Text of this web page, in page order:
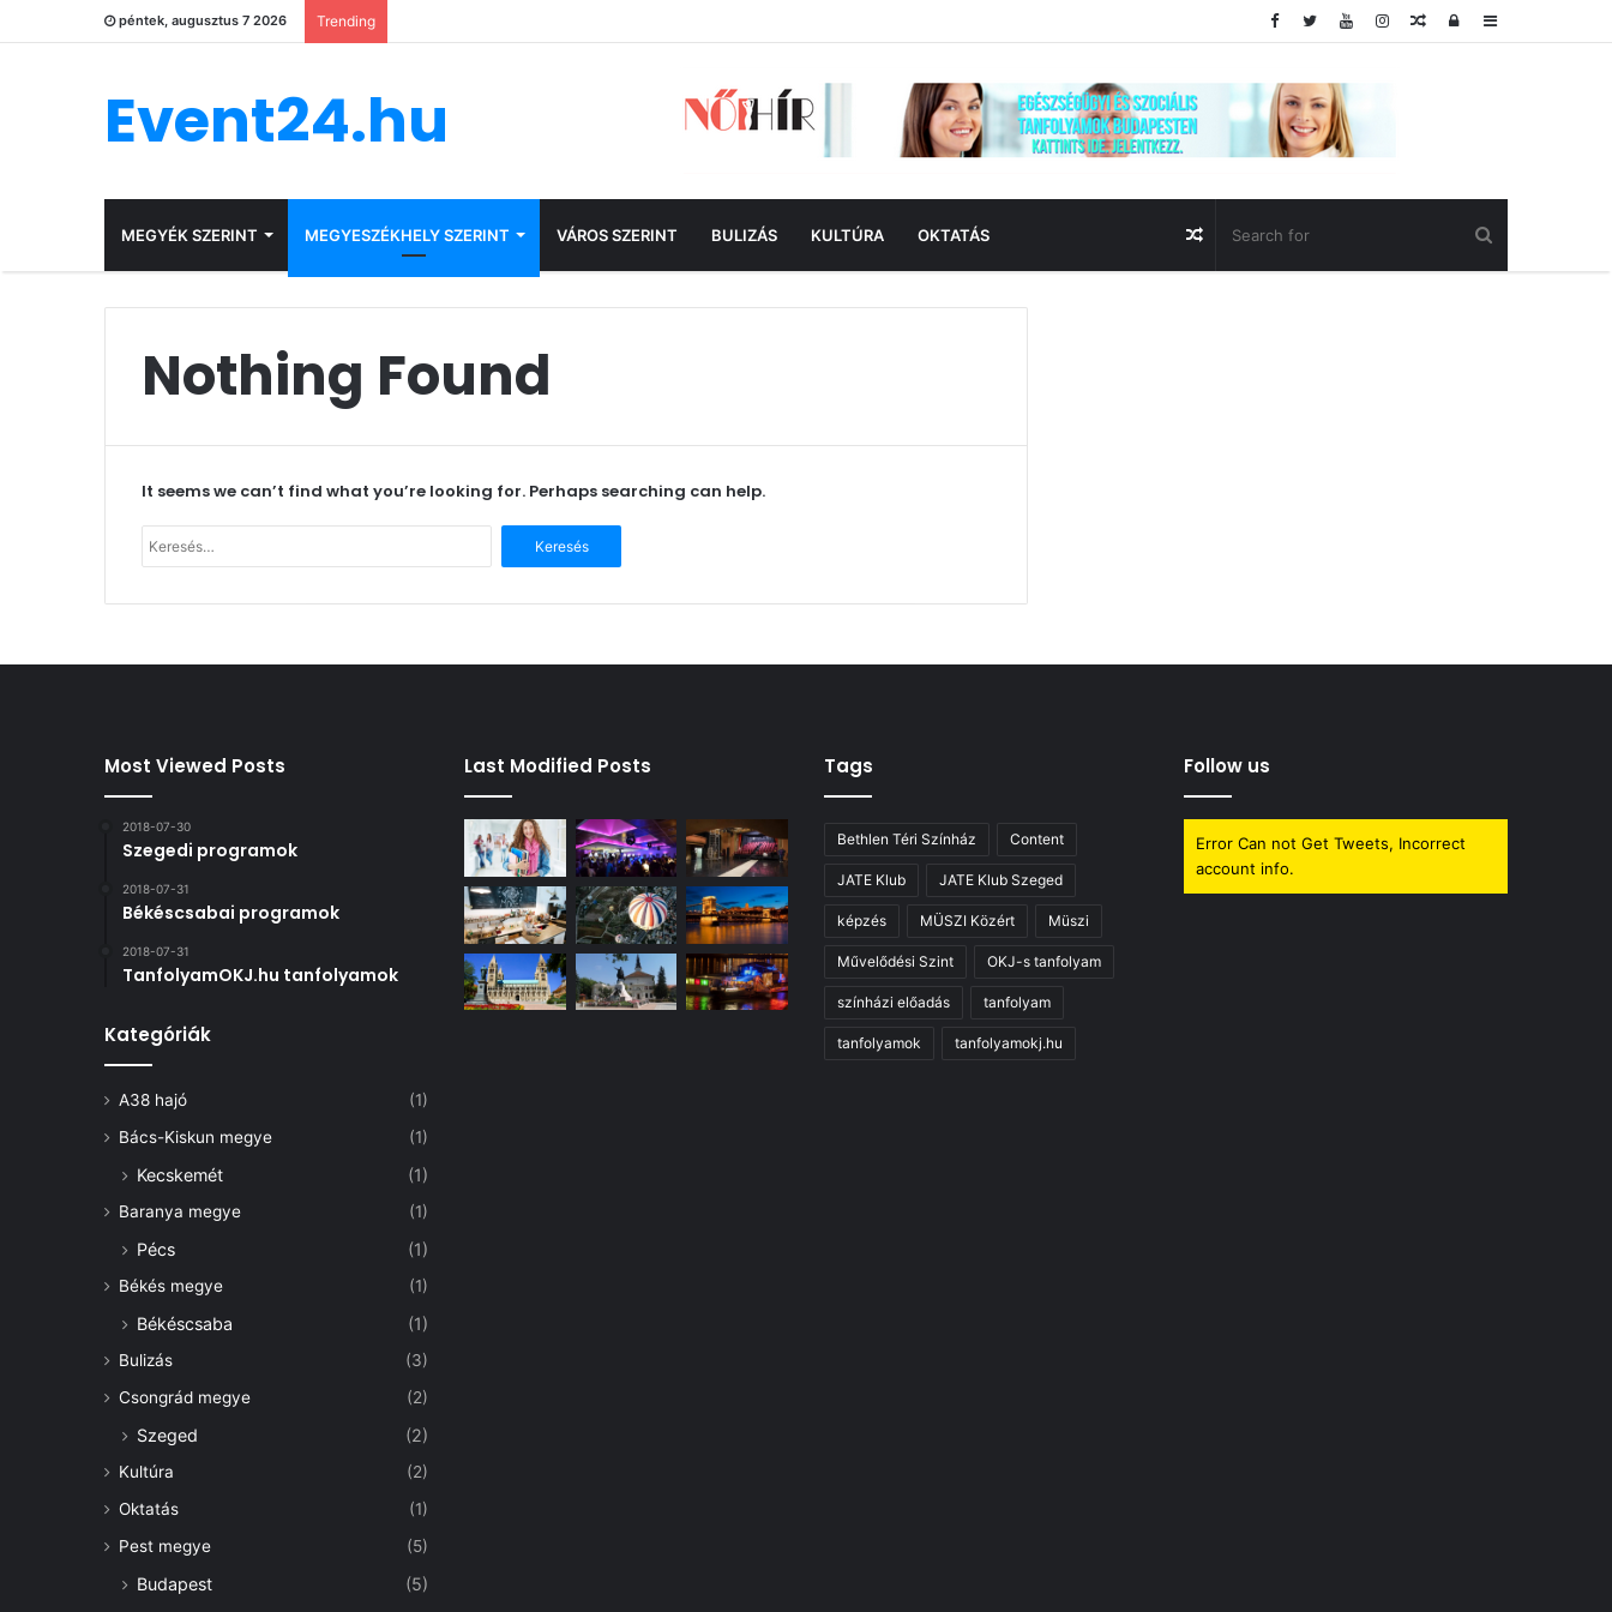
péntek, augusztus 7 2026 Trending Sidebar
Log
Random
Event24.hu
MEGYÉK SZERINT MEGYESZÉKHELY SZERINT VÁROS SZERINT BULIZÁS KULTÚRA OKTATÁS Random
Nothing Found
It seems we can’t find what you’re looking for. Perhaps searching can help.
Most Viewed Posts
2018-07-30
Szegedi programok
2018-07-31
Békéscsabai programok
2018-07-31
TanfolyamOKJ.hu tanfolyamok
Kategóriák
A38 hajó
(1)
Bács-Kiskun megye
(1)
Kecskemét (1)
Baranya megye (1)
Pécs (1)
Békés megye (1)
Békéscsaba (1)
Bulizás
(3)
Csongrád megye
(2)
Szeged (2)
Kultúra
(2)
Oktatás
(1)
Pest megye
(5)
Budapest (5)
Last Modified Posts Tags
Bethlen Téri Színház Content
JATE Klub JATE Klub Szeged
képzés MÜSZI Közért Müszi
Művelődési Szint OKJ-s tanfolyam
színházi előadás tanfolyam
tanfolyamok tanfolyamokj.hu
Follow us
Error Can not Get Tweets, Incorrect
account info.